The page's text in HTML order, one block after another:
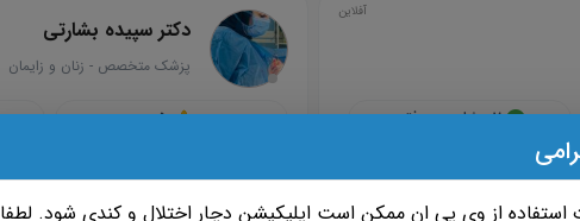
آفلاین
۷ مشاوره موفق
circle
دکتر سپیده بشارتی
پزشک متخصص - زنان و زايمان
۵
استفاده از وی پی ان ممکن است اپلیکیشن دچار اختلال و کندی شود. لطفا